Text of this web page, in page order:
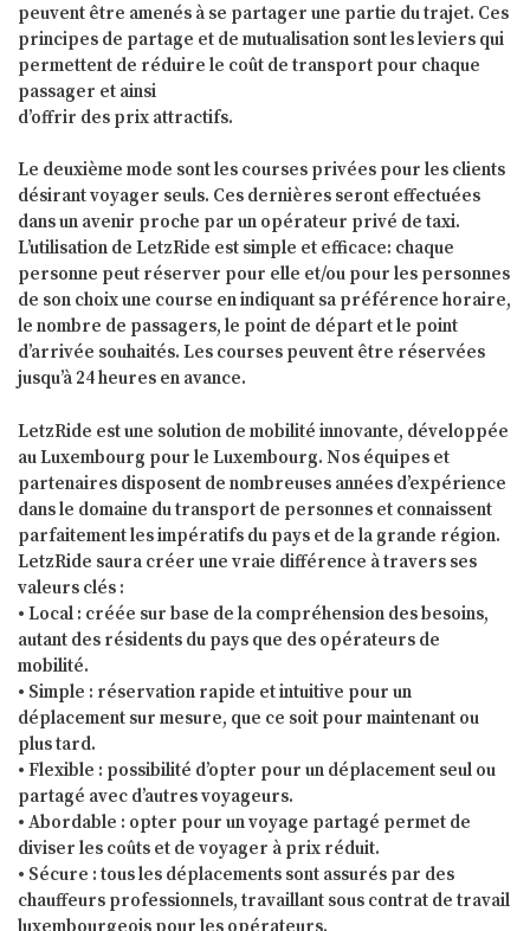
peuvent être amenés à se partager une partie du trajet. Ces
principes de partage et de mutualisation sont les leviers qui
permettent de réduire le coût de transport pour chaque
passager et ainsi
d’offrir des prix attractifs.
Le deuxième mode sont les courses privées pour les clients
désirant voyager seuls. Ces dernières seront effectuées
dans un avenir proche par un opérateur privé de taxi.
L’utilisation de LetzRide est simple et efficace: chaque
personne peut réserver pour elle et/ou pour les personnes
de son choix une course en indiquant sa préférence horaire,
le nombre de passagers, le point de départ et le point
d’arrivée souhaités. Les courses peuvent être réservées
jusqu’à 24 heures en avance.
LetzRide est une solution de mobilité innovante, développée
au Luxembourg pour le Luxembourg. Nos équipes et
partenaires disposent de nombreuses années d’expérience
dans le domaine du transport de personnes et connaissent
parfaitement les impératifs du pays et de la grande région.
LetzRide saura créer une vraie différence à travers ses
valeurs clés :
• Local : créée sur base de la compréhension des besoins,
autant des résidents du pays que des opérateurs de
mobilité.
• Simple : réservation rapide et intuitive pour un
déplacement sur mesure, que ce soit pour maintenant ou
plus tard.
• Flexible : possibilité d’opter pour un déplacement seul ou
partagé avec d’autres voyageurs.
• Abordable : opter pour un voyage partagé permet de
diviser les coûts et de voyager à prix réduit.
• Sécure : tous les déplacements sont assurés par des
chauffeurs professionnels, travaillant sous contrat de travail
luxembourgeois pour les opérateurs.